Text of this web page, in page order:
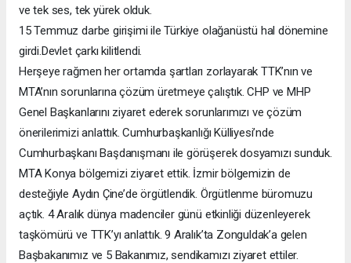
ve tek ses, tek yürek olduk.
15 Temmuz darbe girişimi ile Türkiye olağanüstü hal dönemine
girdi.Devlet çarkı kilitlendi.
Herşeye rağmen her ortamda şartları zorlayarak TTK’nın ve
MTA’nın sorunlarına çözüm üretmeye çalıştık. CHP ve MHP
Genel Başkanlarını ziyaret ederek sorunlarımızı ve çözüm
önerilerimizi anlattık. Cumhurbaşkanlığı Külliyesi’nde
Cumhurbaşkanı Başdanışmanı ile görüşerek dosyamızı sunduk.
MTA Konya bölgemizi ziyaret ettik. İzmir bölgemizin de
desteğiyle Aydın Çine’de örgütlendik. Örgütlenme büromuzu
açtık. 4 Aralık dünya madenciler günü etkinliği düzenleyerek
taşkömürü ve TTK’yı anlattık. 9 Aralık’ta Zonguldak’a gelen
Başbakanımız ve 5 Bakanımız, sendikamızı ziyaret ettiler.